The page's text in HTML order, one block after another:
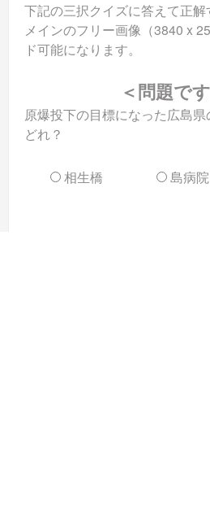
下記の三択クイズに答えて正
メインのフリー画像（3840 x
ド可能になります。
＜問題で
原爆投下の目標になった広島
どれ？
相生橋 島病院